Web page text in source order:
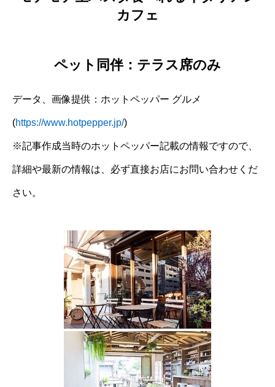
カフェ
ペット同伴：テラス席のみ
データ、画像提供：ホットペッパー グルメ
(https://www.hotpepper.jp/)
※記事作成当時のホットペッパー記載の情報ですので、
詳細や最新の情報は、必ず直接お店にお問い合わせくだ
さい。